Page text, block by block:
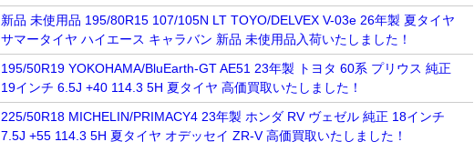
新品 未使用品 195/80R15 107/105N LT TOYO/DELVEX V-03e 26年製 夏タイヤ
サマータイヤ ハイエース キャラバン 新品 未使用品入荷いたしました！
195/50R19 YOKOHAMA/BluEarth-GT AE51 23年製 トヨタ 60系 プリウス 純正
19インチ 6.5J +40 114.3 5H 夏タイヤ 高価買取いたしました！
225/50R18 MICHELIN/PRIMACY4 23年製 ホンダ RV ヴェゼル 純正 18インチ
7.5J +55 114.3 5H 夏タイヤ オデッセイ ZR-V 高価買取いたしました！